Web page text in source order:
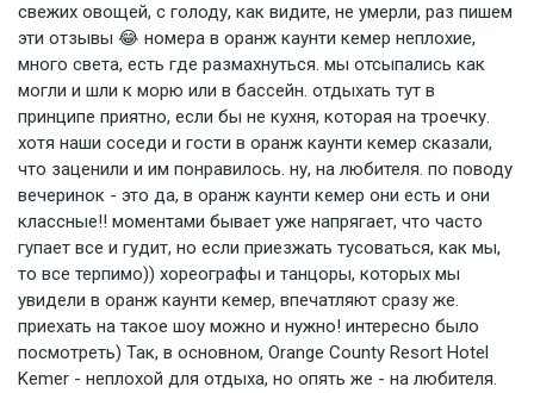
свежих овощей, с голоду, как видите, не умерли, раз пишем
эти отзывы 😂 номера в оранж каунти кемер неплохие,
много света, есть где размахнуться. мы отсыпались как
могли и шли к морю или в бассейн. отдыхать тут в
принципе приятно, если бы не кухня, которая на троечку.
хотя наши соседи и гости в оранж каунти кемер сказали,
что заценили и им понравилось. ну, на любителя. по поводу
вечеринок - это да, в оранж каунти кемер они есть и они
классные!! моментами бывает уже напрягает, что часто
гупает все и гудит, но если приезжать тусоваться, как мы,
то все терпимо)) хореографы и танцоры, которых мы
увидели в оранж каунти кемер, впечатляют сразу же.
приехать на такое шоу можно и нужно! интересно было
посмотреть) Так, в основном, Orange County Resort Hotel
Kemer - неплохой для отдыха, но опять же - на любителя.